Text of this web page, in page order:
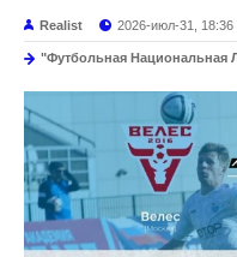
Realist 2026-июл-31, 18:36
"Футбольная Национальная